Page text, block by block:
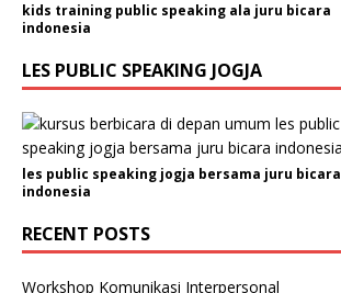
kids training public speaking ala juru bicara
indonesia
LES PUBLIC SPEAKING JOGJA
les public speaking jogja bersama juru bicara
indonesia
RECENT POSTS
Workshop Komunikasi Interpersonal